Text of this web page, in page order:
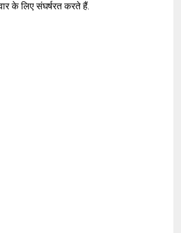
के लिए संघर्षरत करते हैं.